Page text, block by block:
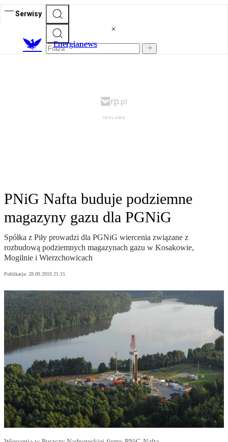
Serwisy
Energianews
PNiG Nafta buduje podziemne
magazyny gazu dla PGNiG
Spółka z Piły prowadzi dla PGNiG wiercenia związane z
rozbudową podziemnych magazynach gazu w Kosakowie,
Mogilnie i Wierzchowicach
Publikacja: 28.09.2010 21:15